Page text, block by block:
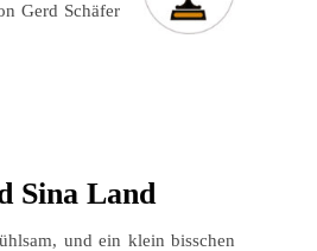
Gerd Schäfer
Sina Land
und ein klein bisschen